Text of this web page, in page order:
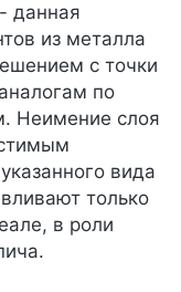
данная
из металла
с точки
по
Неимение слоя
вида
только
в роли